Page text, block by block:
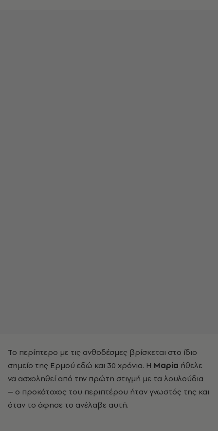
Το περίπτερο με τις ανθοδέσμες βρίσκεται στο ίδιο
σημείο της Ερμού εδώ και 30 χρόνια. Η Μαρία ήθελε
να ασχοληθεί από την πρώτη στιγμή με τα λουλούδια
– ο προκάτοχος του περιπτέρου ήταν γνωστός της και
όταν το άφησε το ανέλαβε αυτή.